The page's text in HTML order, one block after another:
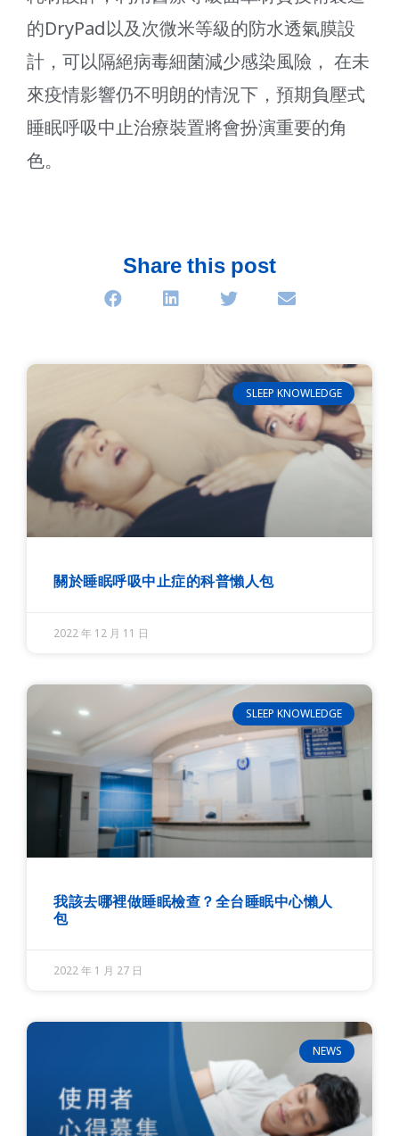
的DryPad以及次微米等級的防水透氣膜設
計，可以隔絕病毒細菌減少感染風險， 在未
來疫情影響仍不明朗的情況下，預期負壓式
睡眠呼吸中止治療裝置將會扮演重要的角
色。
Share this post
SLEEP KNOWLEDGE
關於睡眠呼吸中止症的科普懶人包
2022 年 12 月 11 日
SLEEP KNOWLEDGE
我該去哪裡做睡眠檢查？全台睡眠中心懶人
包
2022 年 1 月 27 日
NEWS